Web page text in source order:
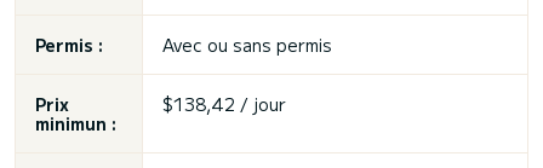
Permis : Avec ou sans permis
Prix
minimun :
$138,42 / jour